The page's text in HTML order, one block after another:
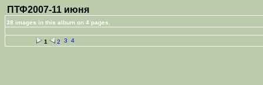
ПТФ2007-11 июня
38 images in this album on 4 pages.
1 2 3 4